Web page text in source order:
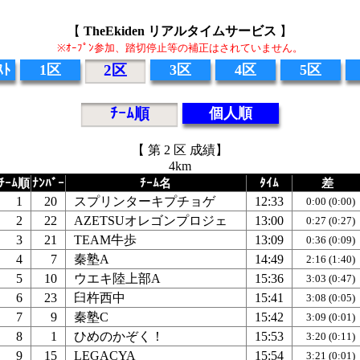
【 TheEkiden リアルタイムサービス 】
※ｵｰﾌﾟﾝ参加、踏切停止等の補正はされていません。
ﾄ 1区 2区 3区 4区 5区
ﾁｰﾑ順 個人順
【 第 2 区 成績】
4km
ｰﾑ順 ﾅﾝﾊﾞｰ ﾁｰﾑ名 ﾀｲﾑ 差
1 20 スプリンターキプチョゲ 12:33 0:00 (0:00)
2 22 AZETSUオレゴンプロジェ 13:00 0:27 (0:27)
3 21 TEAM牛歩 13:09 0:36 (0:09)
4 7 秦塾A 14:49 2:16 (1:40)
5 10 ウエキ陸上部A 15:36 3:03 (0:47)
6 23 臼杵西中 15:41 3:08 (0:05)
7 9 秦塾C 15:42 3:09 (0:01)
8 1 ひめのかぞく！ 15:53 3:20 (0:11)
9 15 LEGACYA 15:54 3:21 (0:01)